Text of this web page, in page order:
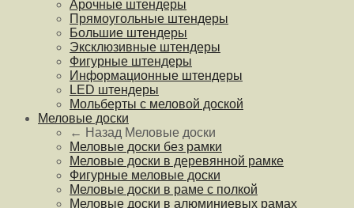
Арочные штендеры
Прямоугольные штендеры
Большие штендеры
Эксклюзивные штендеры
Фигурные штендеры
Информационные штендеры
LED штендеры
Мольберты с меловой доской
Меловые доски
← Назад Меловые доски
Меловые доски без рамки
Меловые доски в деревянной рамке
Фигурные меловые доски
Меловые доски в раме с полкой
Меловые доски в алюминиевых рамах